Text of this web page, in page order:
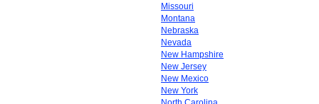
Missouri
Montana
Nebraska
Nevada
New Hampshire
New Jersey
New Mexico
New York